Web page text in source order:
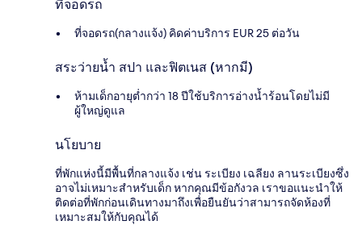
ที่จอดรถ
ที่จอดรถ(กลางแจ้ง) คิดค่าบริการ EUR 25 ต่อวัน
สระว่ายน้ำ สปา และฟิตเนส (หากมี)
ห้ามเด็กอายุต่ำกว่า 18 ปีใช้บริการอ่างน้ำร้อนโดยไม่มี
ผู้ใหญ่ดูแล
นโยบาย
ที่พักแห่งนี้มีพื้นที่กลางแจ้ง เช่น ระเบียง เฉลียง ลานระเบียงซึ่ง
อาจไม่เหมาะสำหรับเด็ก หากคุณมีข้อกังวล เราขอแนะนำให้
ติดต่อที่พักก่อนเดินทางมาถึงเพื่อยืนยันว่าสามารถจัดห้องที่
เหมาะสมให้กับคุณได้